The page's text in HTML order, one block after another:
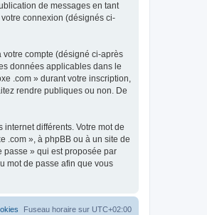
de messages en tant
connexion (désignés ci-
votre compte (désigné ci-après
données applicables dans le
.com » durant votre inscription,
rendre publiques ou non. De
différents. Votre mot de
.com », à phpBB ou à un site de
passe » qui est proposée par
mot de passe afin que vous
Fuseau horaire sur UTC+02:00